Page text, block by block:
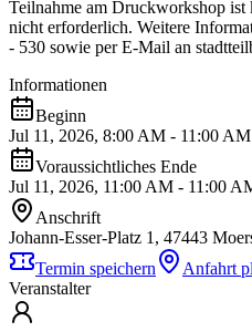
Teilnahme am Druckworkshop
nicht erforderlich. Weitere
- 530 sowie per E-Mail an
Informationen
Beginn
Jul 11, 2026, 8:00 AM - 11:00 AM
Voraussichtliches Ende
Jul 11, 2026, 11:00 AM - 11:00
Anschrift
Johann-Esser-Platz 1, 47443
Termin speichern
Anfahrt
Veranstalter